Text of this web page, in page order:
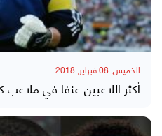
الخميس, 08 فبراير, 2018
أكثر اللاعبين عنفا في ملاعب